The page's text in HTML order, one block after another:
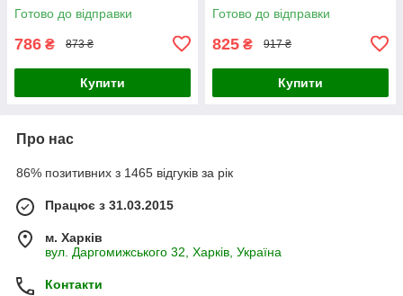
Готово до відправки
786 ₴ 873 ₴
Купити
Готово до відправки
825 ₴ 917 ₴
Купити
Про нас
86% позитивних з 1465 відгуків за рік
Працює з 31.03.2015
м. Харків
вул. Даргомижського 32, Харків, Україна
Контакти